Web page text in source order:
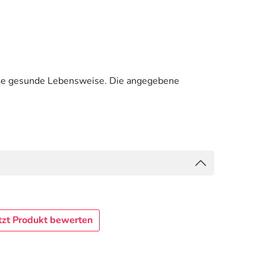
gesunde Lebensweise. Die angegebene
Produkt bewerten